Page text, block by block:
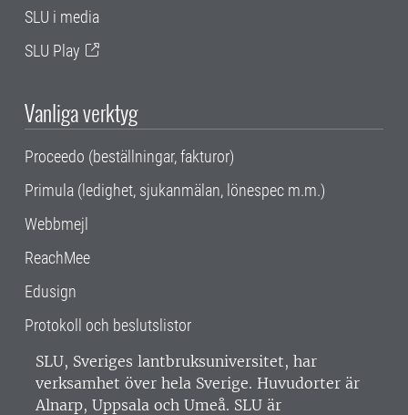
SLU i media
SLU Play
Vanliga verktyg
Proceedo (beställningar, fakturor)
Primula (ledighet, sjukanmälan, lönespec m.m.)
Webbmejl
ReachMee
Edusign
Protokoll och beslutslistor
SLU, Sveriges lantbruksuniversitet, har
verksamhet över hela Sverige. Huvudorter är
Alnarp, Uppsala och Umeå. SLU är